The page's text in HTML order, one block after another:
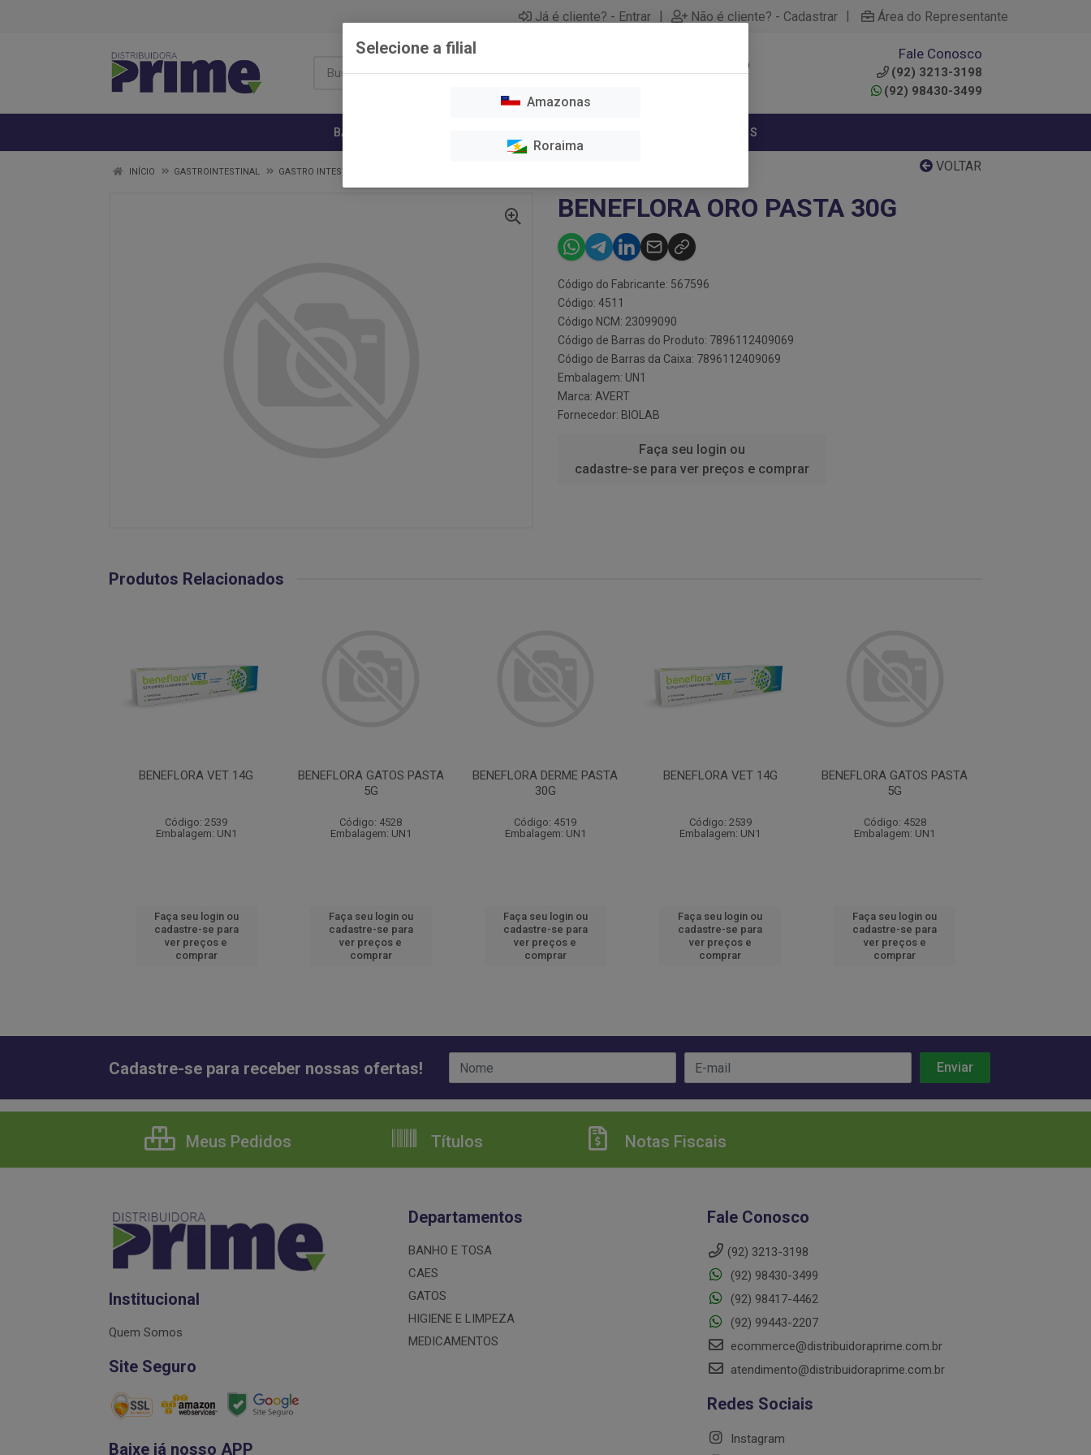
Já é cliente? - Entrar | Não é cliente? - Cadastrar | Área do Representante
Fale Conosco
(92) 3213-3198
(92) 98430-3499
BANHO E TOSA MEDICAMENTOS
VOLTAR
INÍCIO GASTROINTESTINAL GASTRO INTESTINAL / OTC
BENEFLORA ORO PASTA 30G
Código do Fabricante: 567596
Código: 4511
Código NCM: 23099090
Código de Barras do Produto: 7896112409069
Código de Barras da Caixa: 7896112409069
Embalagem: UN1
Marca: AVERT
Fornecedor: BIOLAB
Faça seu login ou
cadastre-se para ver preços e comprar
Produtos Relacionados
BENEFLORA VET 14G
Código: 2539
Embalagem: UN1
Faça seu login ou
cadastre-se para
ver preços e
comprar
BENEFLORA GATOS PASTA
5G
Código: 4528
Embalagem: UN1
Faça seu login ou
cadastre-se para
ver preços e
comprar
BENEFLORA DERME PASTA
30G
Código: 4519
Embalagem: UN1
Faça seu login ou
cadastre-se para
ver preços e
comprar
BENEFLORA VET 14G
Código: 2539
Embalagem: UN1
Faça seu login ou
cadastre-se para
ver preços e
comprar
BENEFLORA GATOS PASTA
5G
Código: 4528
Embalagem: UN1
Faça seu login ou
cadastre-se para
ver preços e
comprar
Cadastre-se para receber nossas ofertas!
Meus Pedidos Títulos Notas Fiscais
Institucional
Quem Somos
Site Seguro
Baixe já nosso APP
Departamentos
BANHO E TOSA
CAES
GATOS
HIGIENE E LIMPEZA
MEDICAMENTOS
Fale Conosco
(92) 3213-3198
(92) 98430-3499
(92) 98417-4462
(92) 99443-2207
ecommerce@distribuidoraprime.com.br
atendimento@distribuidoraprime.com.br
Redes Sociais
Instagram
Selecione a filial
Amazonas
Roraima